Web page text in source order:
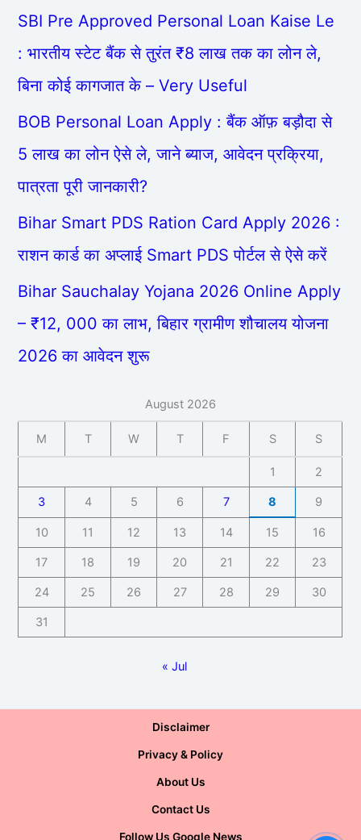
SBI Pre Approved Personal Loan Kaise Le
: भारतीय स्टेट बैंक से तुरंत ₹8 लाख तक का लोन ले,
बिना कोई कागजात के – Very Useful
BOB Personal Loan Apply : बैंक ऑफ़ बड़ौदा से
5 लाख का लोन ऐसे ले, जाने ब्याज, आवेदन प्रक्रिया,
पात्रता पूरी जानकारी?
Bihar Smart PDS Ration Card Apply 2026 :
राशन कार्ड का अप्लाई Smart PDS पोर्टल से ऐसे करें
Bihar Sauchalay Yojana 2026 Online Apply
– ₹12, 000 का लाभ, बिहार ग्रामीण शौचालय योजना
2026 का आवेदन शुरू
August 2026
M T W T F S S
1 2
3 4 5 6 7 8 9
10 11 12 13 14 15 16
17 18 19 20 21 22 23
24 25 26 27 28 29 30
31
« Jul
Disclaimer
Privacy & Policy
About Us
Contact Us
Follow Us Google News